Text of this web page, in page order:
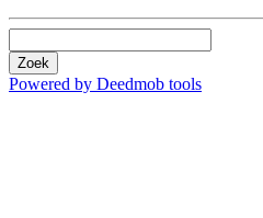
Zoek
Powered by Deedmob tools